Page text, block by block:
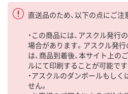
直送品のため、以下の点にご注
・この商品には、アスクル発
場合があります。アスクル発
は、商品到着後、本サイト上の
ルにて印刷することが可能です
・アスクルのダンボールもし
せん。